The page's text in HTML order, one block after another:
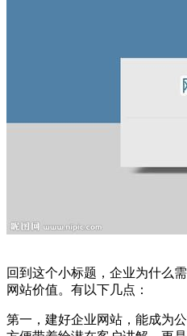
回到这个小标题，企业为什么
网站价值。有以下几点：
第一，建好企业网站，能成为